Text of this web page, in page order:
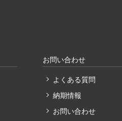
お問い合わせ
よくある質問
納期情報
お問い合わせ